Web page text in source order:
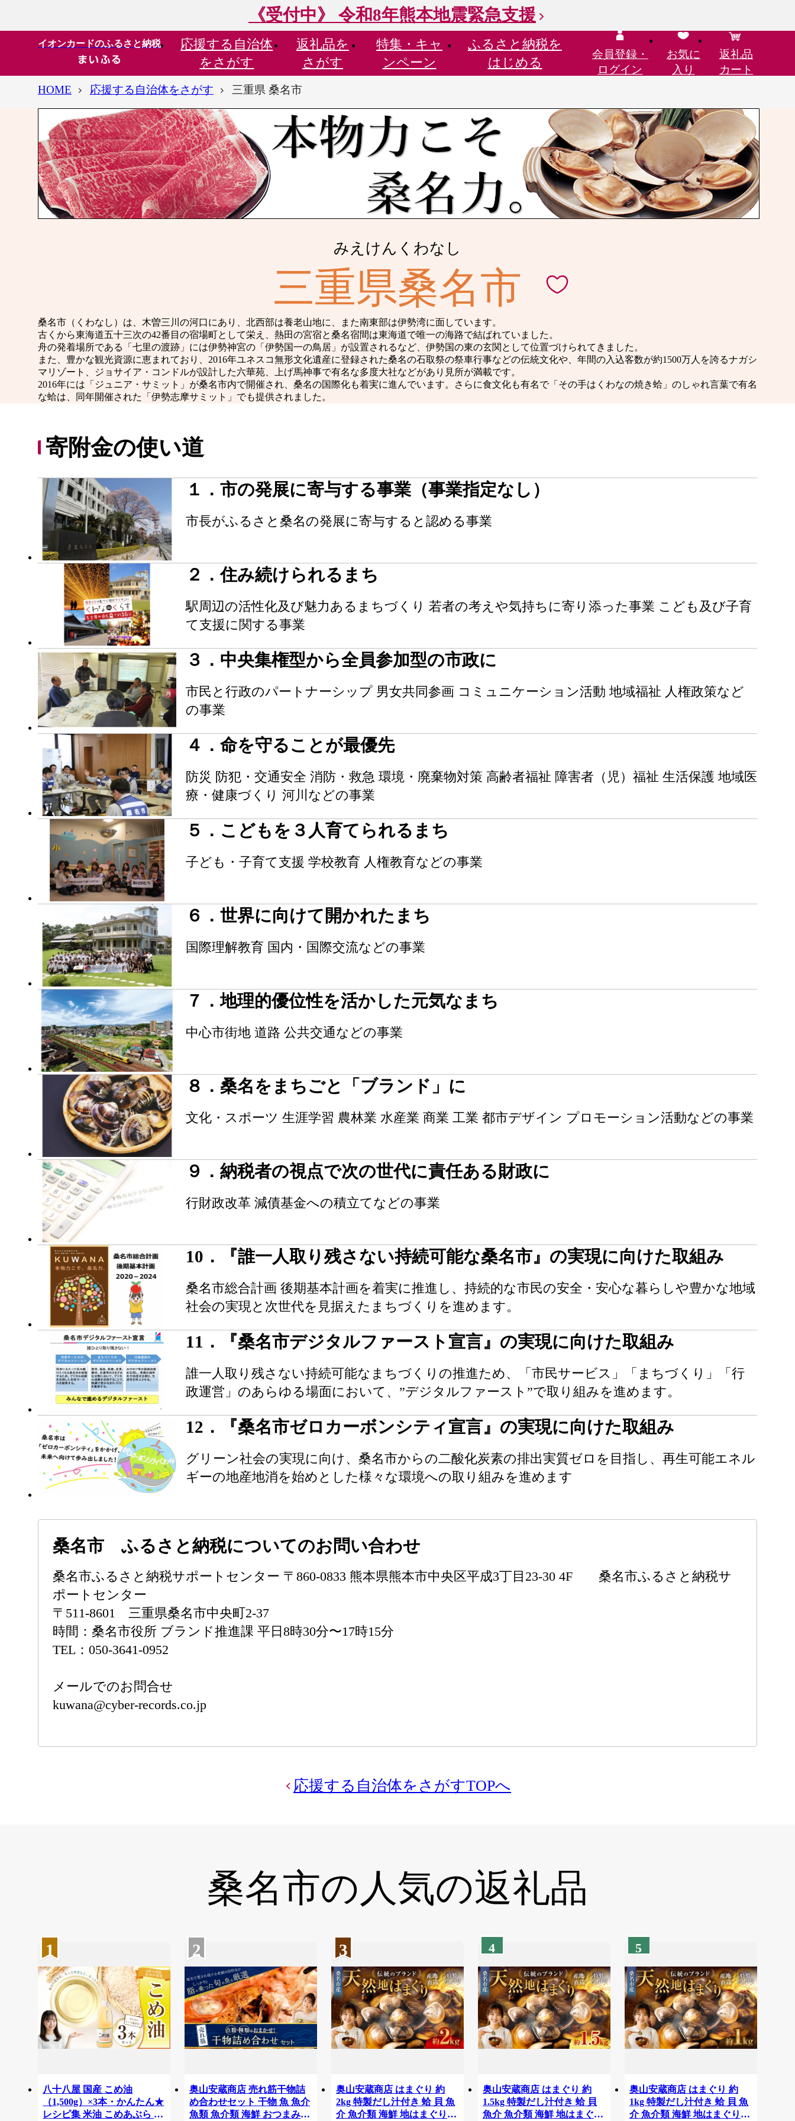
《受付中》 令和8年熊本地震緊急支援
イオンカードのふるさと納税 応援する 自治体
をさがす
返礼品を
さがす
特集・ キャ
ンペーン
ふるさと納税を
はじめる
会員登録・
ログイン
お気に
入り
返礼品
カート
HOME
応援する自治体をさがす 三重県 桑名市
みえけんくわなし
三重県桑名市
桑名市（くわなし）は、木曽三川の河口にあり、北西部は養老山地に、また南東部は伊勢湾に面しています。
古くから東海道五十三次の42番目の宿場町として栄え、熱田の宮宿と桑名宿間は東海道で唯一の海路で結ばれていました。
舟の発着場所である「七里の渡跡」には伊勢神宮の「伊勢国一の鳥居」が設置されるなど、伊勢国の東の玄関として位置づけられてきました。
また、豊かな観光資源に恵まれており、2016年ユネスコ無形文化遺産に登録された桑名の石取祭の祭車行事などの伝統文化や、年間の入込客数が約1500万人を誇るナガシ
マリゾート、ジョサイア・コンドルが設計した六華苑、上げ馬神事で有名な多度大社などがあり見所が満載です。
2016年には「ジュニア・サミット」が桑名市内で開催され、桑名の国際化も着実に進んでいます。さらに食文化も有名で「その手はくわなの焼き蛤」のしゃれ言葉で有名
な蛤は、同年開催された「伊勢志摩サミット」でも提供されました。
寄附金の使い道
１．市の発展に寄与する事業（事業指定なし）
市長がふるさと桑名の発展に寄与すると認める事業
２．住み続けられるまち
駅周辺の活性化及び魅力あるまちづくり 若者の考えや気持ちに寄り添った事業 こども及び子育
て支援に関する事業
３．中央集権型から全員参加型の市政に
市民と行政のパートナーシップ 男女共同参画 コミュニケーション活動 地域福祉 人権政策など
の事業
４．命を守ることが最優先
防災 防犯・交通安全 消防・救急 環境・廃棄物対策 高齢者福祉 障害者（児）福祉 生活保護 地域医
療・健康づくり 河川などの事業
５．こどもを３人育てられるまち
子ども・子育て支援 学校教育 人権教育などの事業
６．世界に向けて開かれたまち
国際理解教育 国内・国際交流などの事業
７．地理的優位性を活かした元気なまち
中心市街地 道路 公共交通などの事業
８．桑名をまちごと「ブランド」に
文化・スポーツ 生涯学習 農林業 水産業 商業 工業 都市デザイン プロモーション活動などの事業
９．納税者の視点で次の世代に責任ある財政に
行財政改革 減債基金への積立てなどの事業
10．『誰一人取り残さない持続可能な桑名市』の実現に向けた取組み
桑名市総合計画 後期基本計画を着実に推進し、持続的な市民の安全・安心な暮らしや豊かな地域
社会の実現と次世代を見据えたまちづくりを進めます。
11．『桑名市デジタルファースト宣言』の実現に向けた取組み
誰一人取り残さない持続可能なまちづくりの推進ため、「市民サービス」「まちづくり」「行
政運営」のあらゆる場面において、”デジタルファースト”で取り組みを進めます。
12．『桑名市ゼロカーボンシティ宣言』の実現に向けた取組み
グリーン社会の実現に向け、桑名市からの二酸化炭素の排出実質ゼロを目指し、再生可能エネル
ギーの地産地消を始めとした様々な環境への取り組みを進めます
桑名市 ふるさと納税についてのお問い合わせ
桑名市ふるさと納税サポートセンター 〒860-0833 熊本県熊本市中央区平成3丁目23-30 4F 桑名市ふるさと納税サ
ポートセンター
〒511-8601 三重県桑名市中央町2-37
時間：桑名市役所 ブランド推進課 平日8時30分〜17時15分
TEL：050-3641-0952
メールでのお問合せ
kuwana@cyber-records.co.jp
応援する自治体をさがすTOPへ
桑名市の 人気の返礼品
1
八十八屋 国産 こめ油
（1,500g）×3本・かんたん★
レシピ集 米油 こめあぶら コ
2
奥山安蔵商店 売れ筋干物詰
め合わせセット 干物 魚 魚介
魚類 魚介類 海鮮 おつまみ
3
奥山安蔵商店 はまぐり 約
2kg 特製だし汁付き 蛤 貝 魚
介 魚介類 海鮮 地はまぐり
4
奥山安蔵商店 はまぐり 約
1.5kg 特製だし汁付き 蛤 貝
魚介 魚介類 海鮮 地はまぐり
5
奥山安蔵商店 はまぐり 約
1kg 特製だし汁付き 蛤 貝 魚
介 魚介類 海鮮 地はまぐり